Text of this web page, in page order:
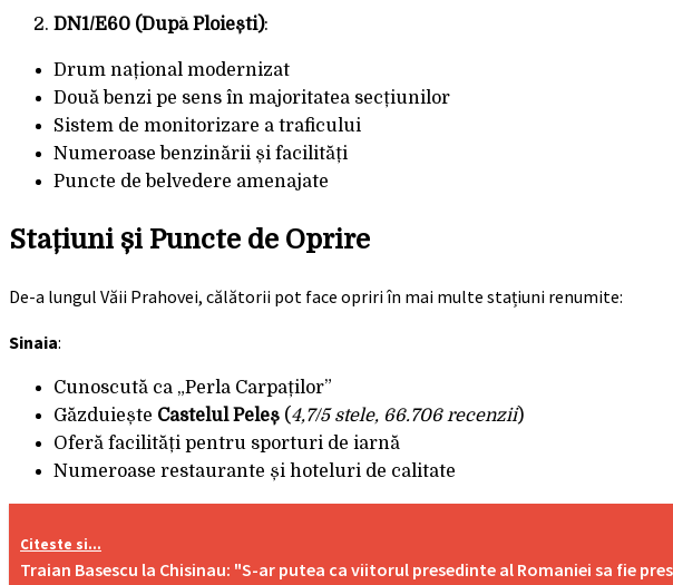
DN1/E60 (După Ploiești):
Drum național modernizat
Două benzi pe sens în majoritatea secțiunilor
Sistem de monitorizare a traficului
Numeroase benzinării și facilități
Puncte de belvedere amenajate
Stațiuni și Puncte de Oprire
De-a lungul Văii Prahovei, călătorii pot face opriri în mai multe stațiuni renumite:
Sinaia:
Cunoscută ca „Perla Carpaților”
Găzduiește Castelul Peleș (4,7/5 stele, 66.706 recenzii)
Oferă facilități pentru sporturi de iarnă
Numeroase restaurante și hoteluri de calitate
Citeste si...
Traian Basescu la Chisinau: "S-ar putea ca viitorul presedinte al Romaniei sa fie